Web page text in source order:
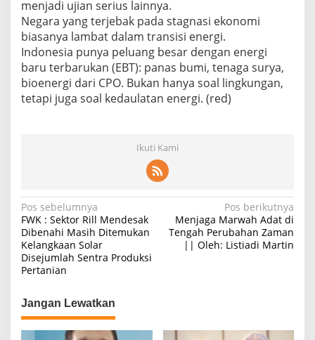
menjadi ujian serius lainnya.
Negara yang terjebak pada stagnasi ekonomi
biasanya lambat dalam transisi energi.
Indonesia punya peluang besar dengan energi
baru terbarukan (EBT): panas bumi, tenaga surya,
bioenergi dari CPO. Bukan hanya soal lingkungan,
tetapi juga soal kedaulatan energi. (red)
Ikuti Kami
N
a
v
i
a
s
Pos sebelumnya
FWK : Sektor Rill Mendesak
Dibenahi Masih Ditemukan
Kelangkaan Solar
Disejumlah Sentra Produksi
Pertanian
Pos berikutnya
Menjaga Marwah Adat di
Tengah Perubahan Zaman
|| Oleh: Listiadi Martin
Jangan Lewatkan